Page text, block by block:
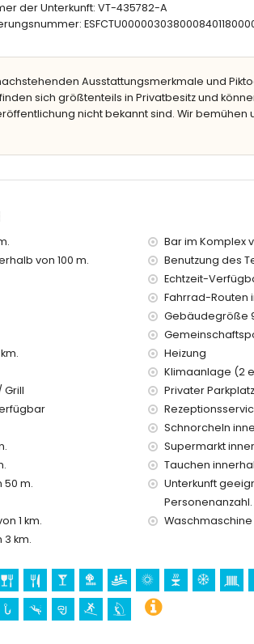
von 3 Kilometern vom Haus)
(innerhalb von 3 Kilometern vom Haus)
von 3 Kilometern vom Haus)
- Alicante (innerhalb von 100 Kilometern vom
- Valencia (> 100 Kilometer)
gegen Aufpreis
Dienstleistungen gegen Aufpreis
für Ihren Urlaub in Moraira,
vom Haus)
und Promenade (innerhalb von 5
in Moraira, Costa Blanca
Kirche (Moraira) und Schloss (Castillo
Schnorcheln, Surfen und Windsurfen
der Unterkunft: VT-435782-A
nachstehenden Ausstattungsmerkmale und
sich größtenteils in Privatbesitz und
nicht bekannt sind. Wir
Bar im Komplex
von 100 m.
Benutzung des
Echtzeit-
Fahrrad-Routen
Gebäudegröße
Heizung
Klimaanlage (2
Grill
Privater Parkplatz
Schnorcheln
Supermarkt
Tauchen
50 m.
Unterkunft
Personenanzahl.
1 km.
km.